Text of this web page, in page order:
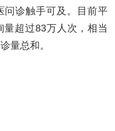
问诊触手可及。目前平
超过83万人次，相当
量总和。